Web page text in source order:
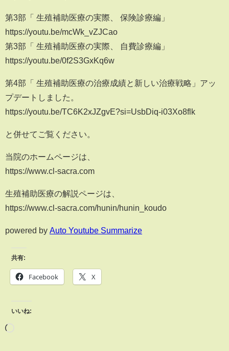
第3部「 生殖補助医療の実際、 保険診療編」
https://youtu.be/mcWk_vZJCao
第3部「 生殖補助医療の実際、 自費診療編」
https://youtu.be/0f2S3GxKq6w
第4部「 生殖補助医療の治療成績と新しい治療戦略」アッ
プデートしました。
https://youtu.be/TC6K2xJZgvE?si=UsbDiq-i03Xo8flk
と併せてご覧ください。
当院のホームページは、
https://www.cl-sacra.com
生殖補助医療の解説ページは、
https://www.cl-sacra.com/hunin/hunin_koudo
powered by Auto Youtube Summarize
共有:
Facebook X
いいね: